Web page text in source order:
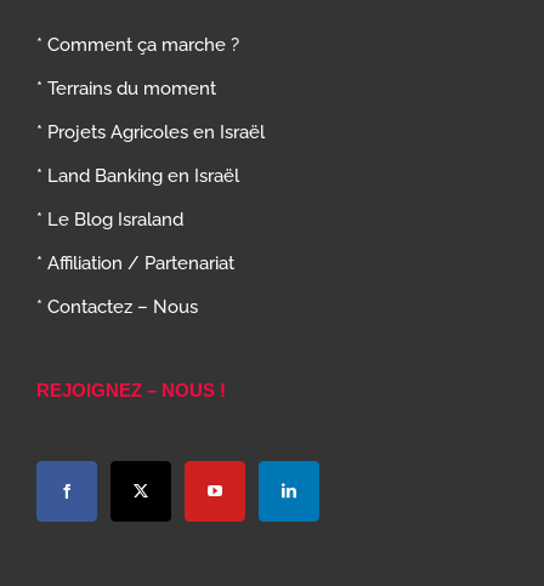
* Comment ça marche ?
* Terrains du moment
* Projets Agricoles en Israël
* Land Banking en Israël
* Le Blog Israland
* Affiliation / Partenariat
* Contactez – Nous
REJOIGNEZ – NOUS !